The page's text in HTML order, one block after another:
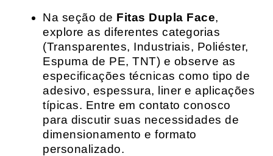
Na seção de Fitas Dupla Face,
explore as diferentes categorias
(Transparentes, Industriais, Poliéster,
Espuma de PE, TNT) e observe as
especificações técnicas como tipo de
adesivo, espessura, liner e aplicações
típicas. Entre em contato conosco
para discutir suas necessidades de
dimensionamento e formato
personalizado.